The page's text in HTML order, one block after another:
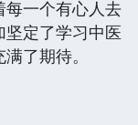
每一个有心人去
定了学习中医
了期待。